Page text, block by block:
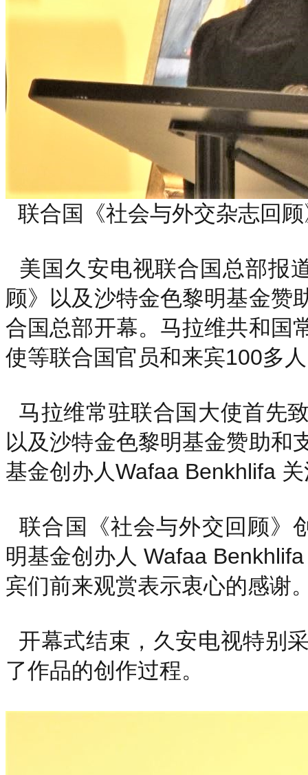
联合国《社会与外交杂志回
美国久安电视联合国总部报
顾》以及沙特金色黎明基金赞
合国总部开幕。马拉维共和国
使等联合国官员和来宾100多
马拉维常驻联合国大使首先
以及沙特金色黎明基金赞助和
基金创办人Wafaa Benkhlifa
联合国《社会与外交回顾》
明基金创办人 Wafaa
宾们前来观赏表示衷心的感谢
开幕式结束，久安电视特别
了作品的创作过程。